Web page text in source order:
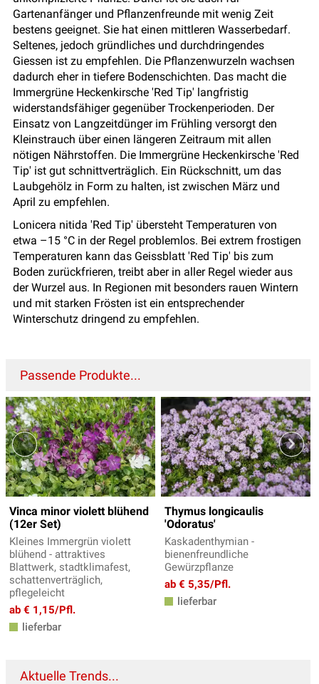
Gartenanfänger und Pflanzenfreunde mit wenig Zeit
bestens geeignet. Sie hat einen mittleren Wasserbedarf.
Seltenes, jedoch gründliches und durchdringendes
Giessen ist zu empfehlen. Die Pflanzenwurzeln wachsen
dadurch eher in tiefere Bodenschichten. Das macht die
Immergrüne Heckenkirsche 'Red Tip' langfristig
widerstandsfähiger gegenüber Trockenperioden. Der
Einsatz von Langzeitdünger im Frühling versorgt den
Kleinstrauch über einen längeren Zeitraum mit allen
nötigen Nährstoffen. Die Immergrüne Heckenkirsche 'Red
Tip' ist gut schnittverträglich. Ein Rückschnitt, um das
Laubgehölz in Form zu halten, ist zwischen März und
April zu empfehlen.
Lonicera nitida 'Red Tip' übersteht Temperaturen von
etwa –15 °C in der Regel problemlos. Bei extrem frostigen
Temperaturen kann das Geissblatt 'Red Tip' bis zum
Boden zurückfrieren, treibt aber in aller Regel wieder aus
der Wurzel aus. In Regionen mit besonders rauen Wintern
und mit starken Frösten ist ein entsprechender
Winterschutz dringend zu empfehlen.
Passende Produkte...
Vinca minor violett blühend
(12er Set)
Kleines Immergrün violett
blühend - attraktives
Blattwerk, stadtklimafest,
schattenverträglich,
pflegeleicht
ab € 1,15/Pfl.
lieferbar
Thymus longicaulis
'Odoratus'
Kaskadenthymian -
bienenfreundliche
Gewürzpflanze
ab € 5,35/Pfl.
lieferbar
Aktuelle Trends...